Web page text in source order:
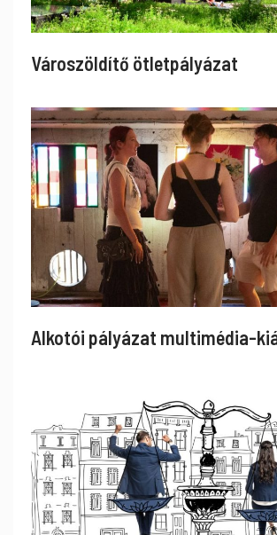
Városzöldítő ötletpályázat
Alkotói pályázat multimédia-